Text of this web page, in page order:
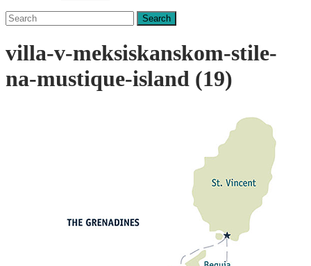
Search
for:
villa-v-meksiskanskom-stile-
na-mustique-island (19)